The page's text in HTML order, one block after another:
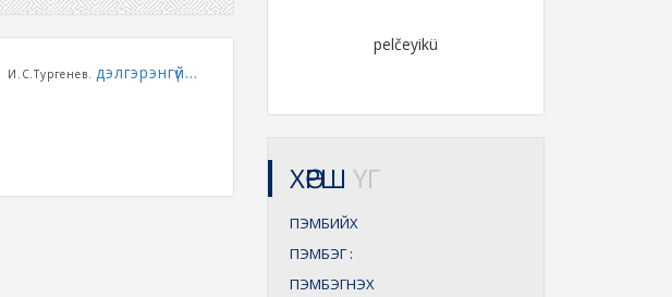
И.С.Тургенев.дэлгэрэнгүй...
pelčeyikü
ХӨРШ ҮГ
ПЭМБИЙХ
ПЭМБЭГ :
ПЭМБЭГНЭХ